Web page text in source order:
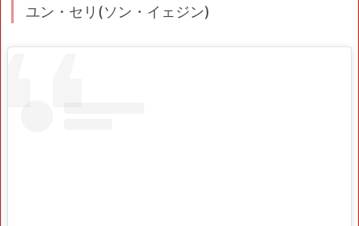
ユン・セリ(ソン・イェジン)